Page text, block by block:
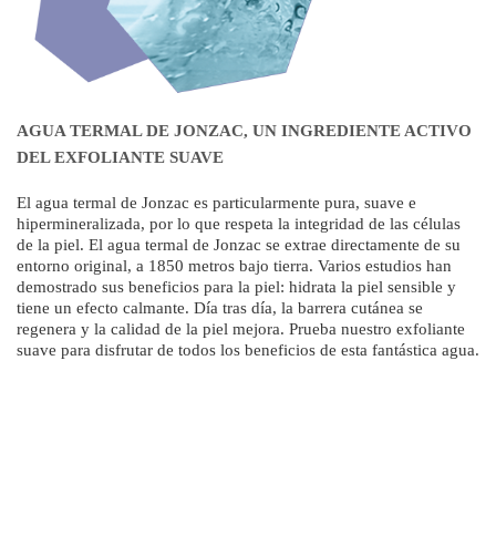
AGUA TERMAL DE JONZAC, UN INGREDIENTE ACTIVO
DEL EXFOLIANTE SUAVE
El agua termal de Jonzac es particularmente pura, suave e
hipermineralizada, por lo que respeta la integridad de las células
de la piel. El agua termal de Jonzac se extrae directamente de su
entorno original, a 1850 metros bajo tierra. Varios estudios han
demostrado sus beneficios para la piel: hidrata la piel sensible y
tiene un efecto calmante. Día tras día, la barrera cutánea se
regenera y la calidad de la piel mejora. Prueba nuestro exfoliante
suave para disfrutar de todos los beneficios de esta fantástica agua.